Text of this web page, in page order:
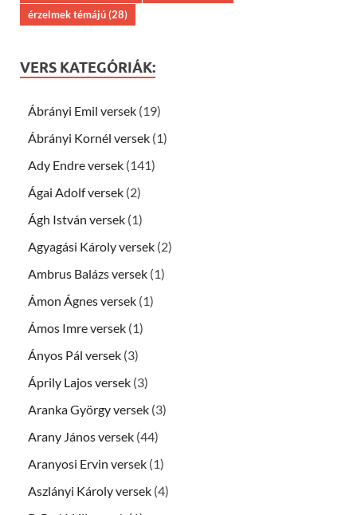
érzelmek témájú(28)
VERS KATEGÓRIÁK:
Ábrányi Emil versek (19)
Ábrányi Kornél versek (1)
Ady Endre versek (141)
Ágai Adolf versek (2)
Ágh István versek (1)
Agyagási Károly versek (2)
Ambrus Balázs versek (1)
Ámon Ágnes versek (1)
Ámos Imre versek (1)
Ányos Pál versek (3)
Áprily Lajos versek (3)
Aranka György versek (3)
Arany János versek (44)
Aranyosi Ervin versek (1)
Aszlányi Károly versek (4)